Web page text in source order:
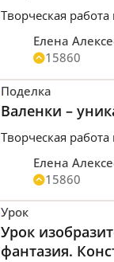
Творческая
Елена
15860
Поделка
Валенки –
Творческая
Елена
15860
Урок
Урок
фантазия.